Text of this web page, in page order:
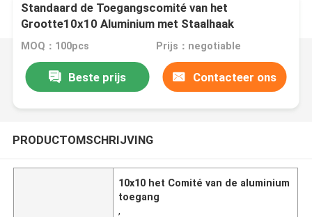
Standaard de Toegangscomité van het
Grootte10x10 Aluminium met Staalhaak
MOQ：100pcs Prijs：negotiable
Beste prijs Contacteer ons
PRODUCTOMSCHRIJVING
10x10 het Comité van de aluminium
toegang
,